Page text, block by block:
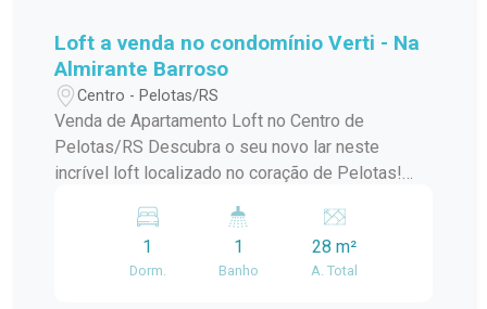
Loft a venda no condomínio Verti - Na
Almirante Barroso
Centro - Pelotas/RS
Venda de Apartamento Loft no Centro de
Pelotas/RS Descubra o seu novo lar neste
incrível loft localizado no coração de Pelotas!
construção, oferece o melhor da modernidade e
conforto, ideal para quem busca praticidade e
estilo de vida urbano. Com uma localização
1
Dorm.
1
Banho
28 m²
A. Total